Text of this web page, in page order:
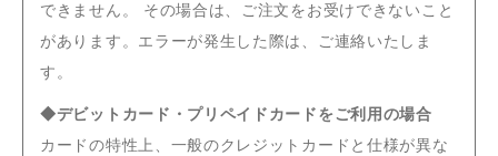
できません。 その場合は、ご注文をお受けできないこと
があります。エラーが発生した際は、ご連絡いたしま
す。
◆デビットカード・プリペイドカードをご利用の場合
カードの特性上、一般のクレジットカードと仕様が異な